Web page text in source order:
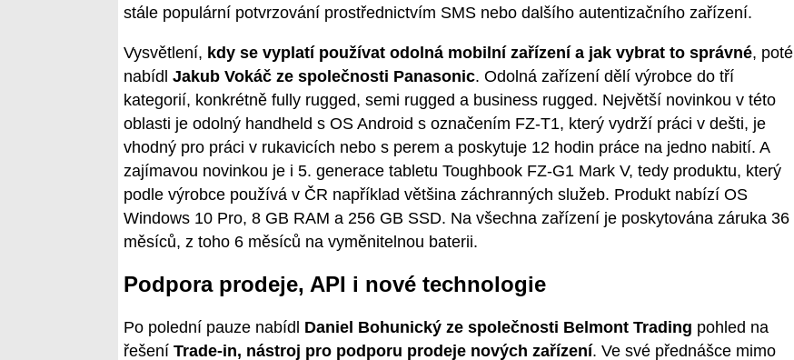
stále populární potvrzování prostřednictvím SMS nebo dalšího autentizačního zařízení.
Vysvětlení, kdy se vyplatí používat odolná mobilní zařízení a jak vybrat to správné, poté
nabídl Jakub Vokáč ze společnosti Panasonic. Odolná zařízení dělí výrobce do tří
kategorií, konkrétně fully rugged, semi rugged a business rugged. Největší novinkou v této
oblasti je odolný handheld s OS Android s označením FZ-T1, který vydrží práci v dešti, je
vhodný pro práci v rukavicích nebo s perem a poskytuje 12 hodin práce na jedno nabití. A
zajímavou novinkou je i 5. generace tabletu Toughbook FZ-G1 Mark V, tedy produktu, který
podle výrobce používá v ČR například většina záchranných služeb. Produkt nabízí OS
Windows 10 Pro, 8 GB RAM a 256 GB SSD. Na všechna zařízení je poskytována záruka 36
měsíců, z toho 6 měsíců na vyměnitelnou baterii.
Podpora prodeje, API i nové technologie
Po polední pauze nabídl Daniel Bohunický ze společnosti Belmont Trading pohled na
řešení Trade-in, nástroj pro podporu prodeje nových zařízení. Ve své přednášce mimo